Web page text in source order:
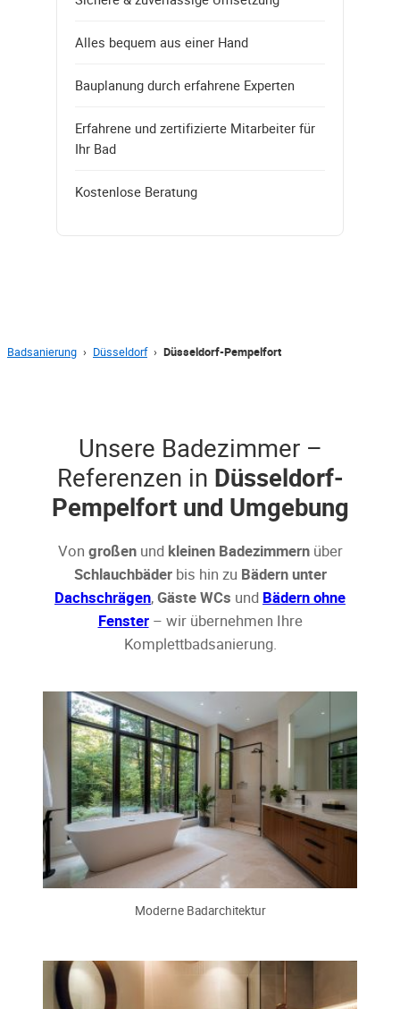
Alles bequem aus einer Hand
Bauplanung durch erfahrene Experten
Erfahrene und zertifizierte Mitarbeiter für
Ihr Bad
Kostenlose Beratung
Badsanierung › Düsseldorf › Düsseldorf-Pempelfort
Unsere Badezimmer –
Referenzen in Düsseldorf-
Pempelfort und Umgebung
Von großenund kleinen Badezimmernüber
Schlauchbäderbis hin zu Bädern unter
Dachschrägen,Gäste WCs und Bädern ohne
Fenster– wir übernehmen Ihre
Komplettbadsanierung.
Moderne Badarchitektur